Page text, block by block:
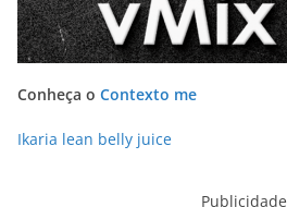
Conheça o Contexto me
Ikaria lean belly juice
Publicidade